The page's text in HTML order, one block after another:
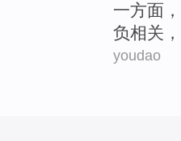
一方面 ，
负相关 ，
youdao